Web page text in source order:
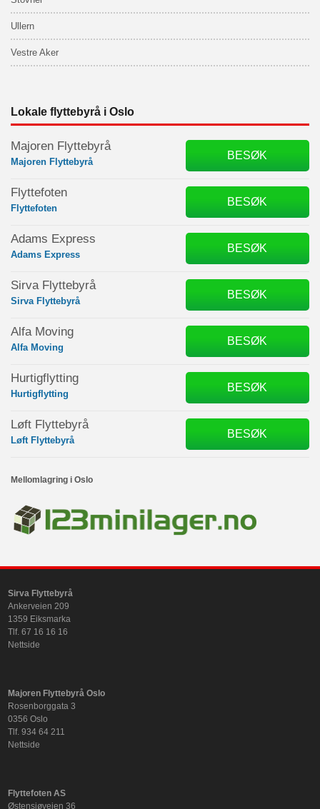
Ullern
Vestre Aker
Lokale flyttebyrå i Oslo
Majoren Flyttebyrå
Majoren Flyttebyrå
BESØK
Flyttefoten
Flyttefoten
BESØK
Adams Express
Adams Express
BESØK
Sirva Flyttebyrå
Sirva Flyttebyrå
BESØK
Alfa Moving
Alfa Moving
BESØK
Hurtigflytting
Hurtigflytting
BESØK
Løft Flyttebyrå
Løft Flyttebyrå
BESØK
Mellomlagring i Oslo
Sirva Flyttebyrå
Ankerveien 209
1359 Eiksmarka
Tlf. 67 16 16 16
Nettside
Majoren Flyttebyrå Oslo
Rosenborggata 3
0356 Oslo
Tlf. 934 64 211
Nettside
Flyttefoten AS
Østensjøveien 36